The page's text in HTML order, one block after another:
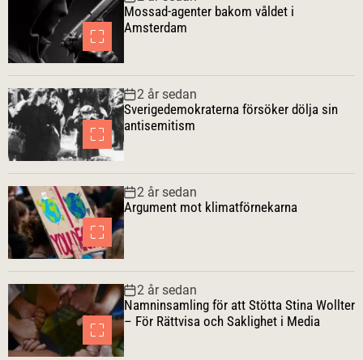
r
Mossad-agenter bakom våldet i
Amsterdam
2 år sedan
Sverigedemokraterna försöker dölja sin
antisemitism
2 år sedan
Argument mot klimatförnekarna
2 år sedan
Namninsamling för att Stötta Stina Wollter
– För Rättvisa och Saklighet i Media